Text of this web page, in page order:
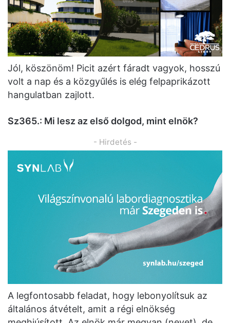
Jól, köszönöm! Picit azért fáradt vagyok, hosszú
volt a nap és a közgyűlés is elég felpaprikázott
hangulatban zajlott.
Sz365.: Mi lesz az első dolgod, mint elnök?
- Hirdetés -
A legfontosabb feladat, hogy lebonyolítsuk az
általános átvételt, amit a régi elnökség